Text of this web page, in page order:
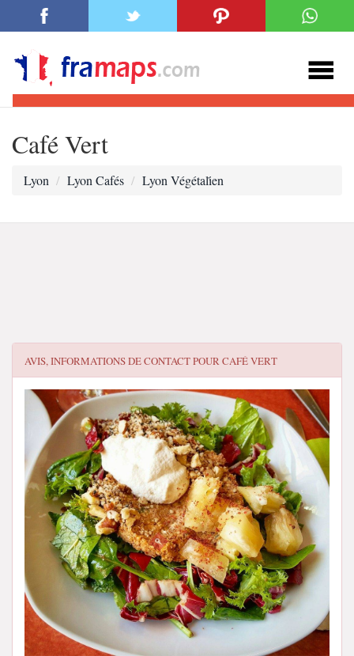
Café Vert
Lyon Lyon Cafés Lyon Végétali̇en
AVIS, INFORMATIONS DE CONTACT POURCAFÉ VERT